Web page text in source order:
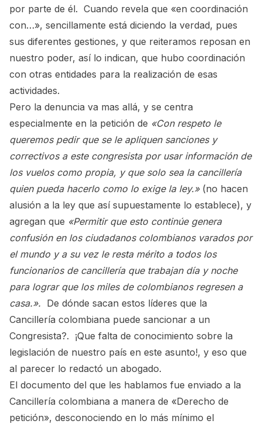
por parte de él. Cuando revela que «en coordinación
con…», sencillamente está diciendo la verdad, pues
sus diferentes gestiones, y que reiteramos reposan en
nuestro poder, así lo indican, que hubo coordinación
con otras entidades para la realización de esas
actividades.
Pero la denuncia va mas allá, y se centra
especialmente en la petición de «Con respeto le
queremos pedir que se le apliquen sanciones y
correctivos a este congresista por usar información de
los vuelos como propia, y que solo sea la cancillería
quien pueda hacerlo como lo exige la ley.» (no hacen
alusión a la ley que así supuestamente lo establece), y
agregan que «Permitir que esto continúe genera
confusión en los ciudadanos colombianos varados por
el mundo y a su vez le resta mérito a todos los
funcionarios de cancillería que trabajan día y noche
para lograr que los miles de colombianos regresen a
casa.». De dónde sacan estos líderes que la
Cancillería colombiana puede sancionar a un
Congresista?. ¡Que falta de conocimiento sobre la
legislación de nuestro país en este asunto!, y eso que
al parecer lo redactó un abogado.
El documento del que les hablamos fue enviado a la
Cancillería colombiana a manera de «Derecho de
petición», desconociendo en lo más mínimo el